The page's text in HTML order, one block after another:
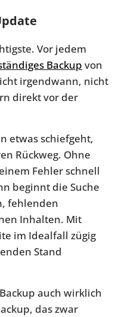
Vor jedem
Backup von
irgendwann, nicht
direkt vor der
etwas schiefgeht,
Rückweg. Ohne
Fehler schnell
beginnt die Suche
fehlenden
Inhalten. Mit
im Idealfall zügig
Stand
auch wirklich
das zwar